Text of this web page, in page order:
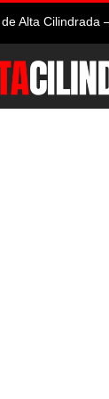
Alta Cilindrada